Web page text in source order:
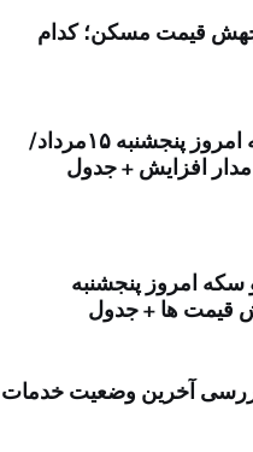
جهش قیمت مسکن؛ کدام
قیمت طلا و سکه امروز پنجشنبه ۱۵مرداد/
مدار افزایش + جدول
سکه امروز پنجشنبه
آخرین وضعیت خدمات